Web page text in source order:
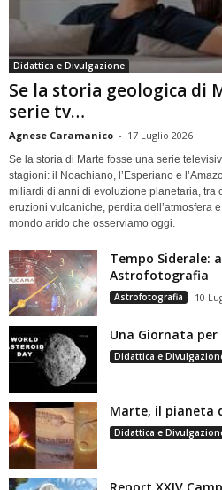
Didattica e Divulgazione
Se la storia geologica di
serie tv…
Agnese Caramanico - 17 Luglio 2026
Se la storia di Marte fosse una serie
stagioni: il Noachiano, l’Esperiano e
miliardi di anni di evoluzione planetaria, tra
eruzioni vulcaniche, perdita dell’atmosfera
mondo arido che osserviamo oggi.
Tempo Siderale:
Astrofotografia
Astrofotografia 10
Una Giornata
Didattica e
Marte, il pianeta
Didattica e